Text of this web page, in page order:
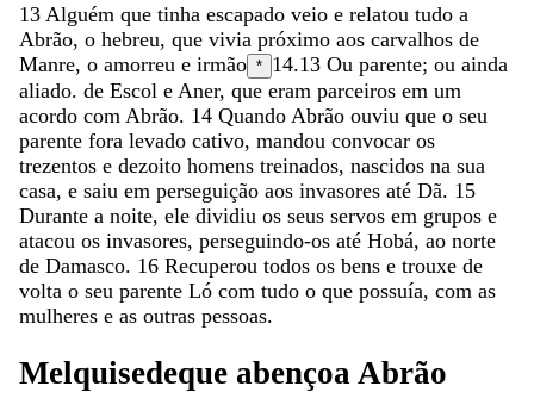
13 Alguém que tinha escapado veio e relatou tudo a
Abrão, o hebreu, que vivia próximo aos carvalhos de
Manre, o amorreu e irmão * 14.13 Ou parente; ou ainda
aliado. de Escol e Aner, que eram parceiros em um
acordo com Abrão. 14 Quando Abrão ouviu que o seu
parente fora levado cativo, mandou convocar os
trezentos e dezoito homens treinados, nascidos na sua
casa, e saiu em perseguição aos invasores até Dã. 15
Durante a noite, ele dividiu os seus servos em grupos e
atacou os invasores, perseguindo-os até Hobá, ao norte
de Damasco. 16 Recuperou todos os bens e trouxe de
volta o seu parente Ló com tudo o que possuía, com as
mulheres e as outras pessoas.
Melquisedeque abençoa Abrão